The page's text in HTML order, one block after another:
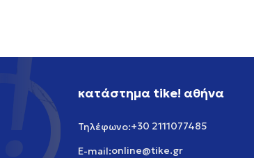
κατάστημα tike! αθήνα
Τηλέφωνο:+30 2111077485
E-mail:online@tike.gr